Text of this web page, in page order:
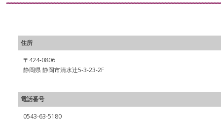
住所
〒424-0806
静岡県 静岡市清水辻5-3-23-2F
電話番号
0543-63-5180